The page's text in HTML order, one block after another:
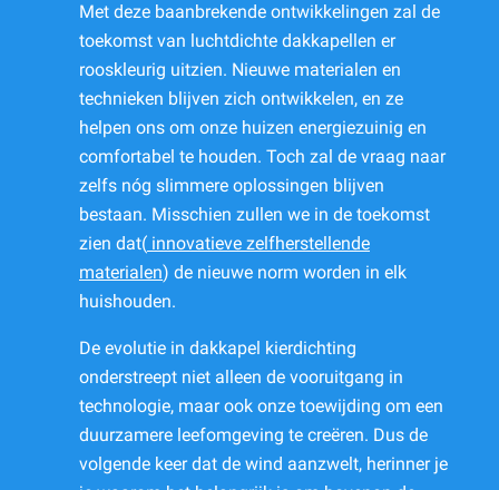
Met deze baanbrekende ontwikkelingen zal de
toekomst van luchtdichte dakkapellen er
rooskleurig uitzien. Nieuwe materialen en
technieken blijven zich ontwikkelen, en ze
helpen ons om onze huizen energiezuinig en
comfortabel te houden. Toch zal de vraag naar
zelfs nóg slimmere oplossingen blijven
bestaan. Misschien zullen we in de toekomst
zien dat( innovatieve zelfherstellende
materialen) de nieuwe norm worden in elk
huishouden.
De evolutie in dakkapel kierdichting
onderstreept niet alleen de vooruitgang in
technologie, maar ook onze toewijding om een
duurzamere leefomgeving te creëren. Dus de
volgende keer dat de wind aanzwelt, herinner je